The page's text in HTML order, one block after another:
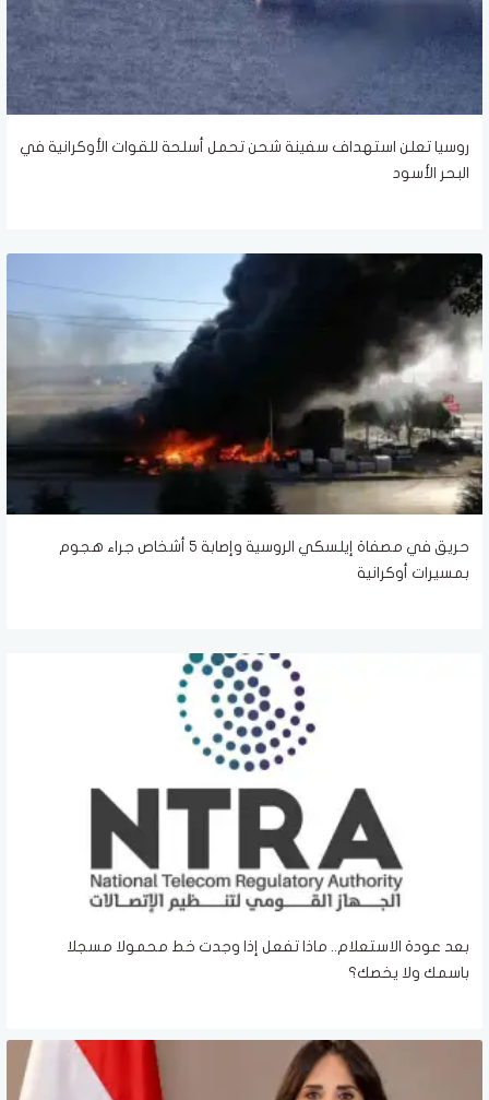
روسيا تعلن استهداف سفينة شحن تحمل أسلحة للقوات الأوكرانية في
البحر الأسود
حريق في مصفاة إيلسكي الروسية وإصابة 5 أشخاص جراء هجوم
بمسيرات أوكرانية
بعد عودة الاستعلام.. ماذا تفعل إذا وجدت خط محمولا مسجلا
باسمك ولا يخصك؟